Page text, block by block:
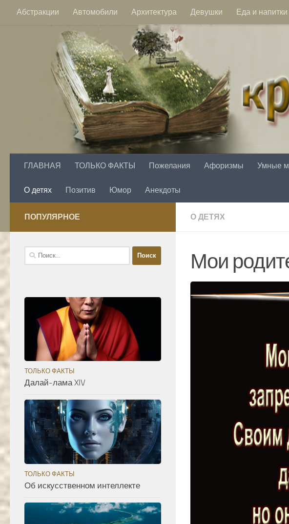
Перейти к содержимому
Абстракции Автомобили Архитектура Девушки Еда и напитки
Фэнтези
ГЛАВНАЯ ТОЛЬКО ФАКТЫ Пожелания Афоризмы Умные
О детях Позитив Юмор Анекдоты
О ДЕТЯХ
Мои
ПОПУЛЯРНОЕ
Найти:
ТОЛЬКО ФАКТЫ
Далай-лама XIV
ТОЛЬКО ФАКТЫ
Об искусственном интеллекте